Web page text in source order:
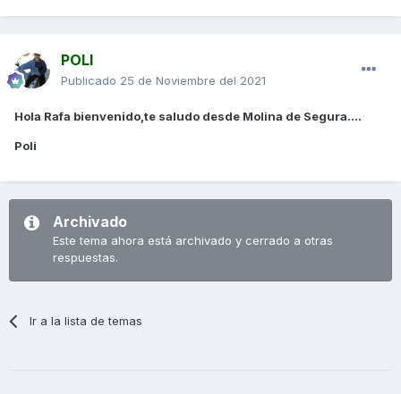
POLI
Publicado 25 de Noviembre del 2021
Hola Rafa bienvenido,te saludo desde Molina de Segura....
Poli
Archivado
Este tema ahora está archivado y cerrado a otras
respuestas.
Ir a la lista de temas